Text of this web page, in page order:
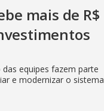
mais de R$
equipes fazem parte
e modernizar o sistema